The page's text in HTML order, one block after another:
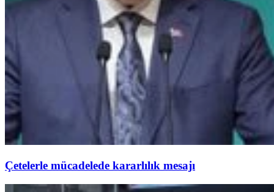
Çetelerle mücadelede kararlılık mesajı